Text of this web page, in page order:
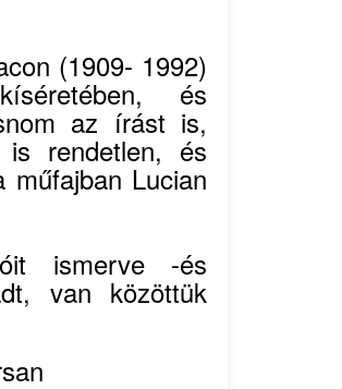
(1909- 1992)
és
az írást is,
is rendetlen, és
Lucian
ismerve -és
van közöttük